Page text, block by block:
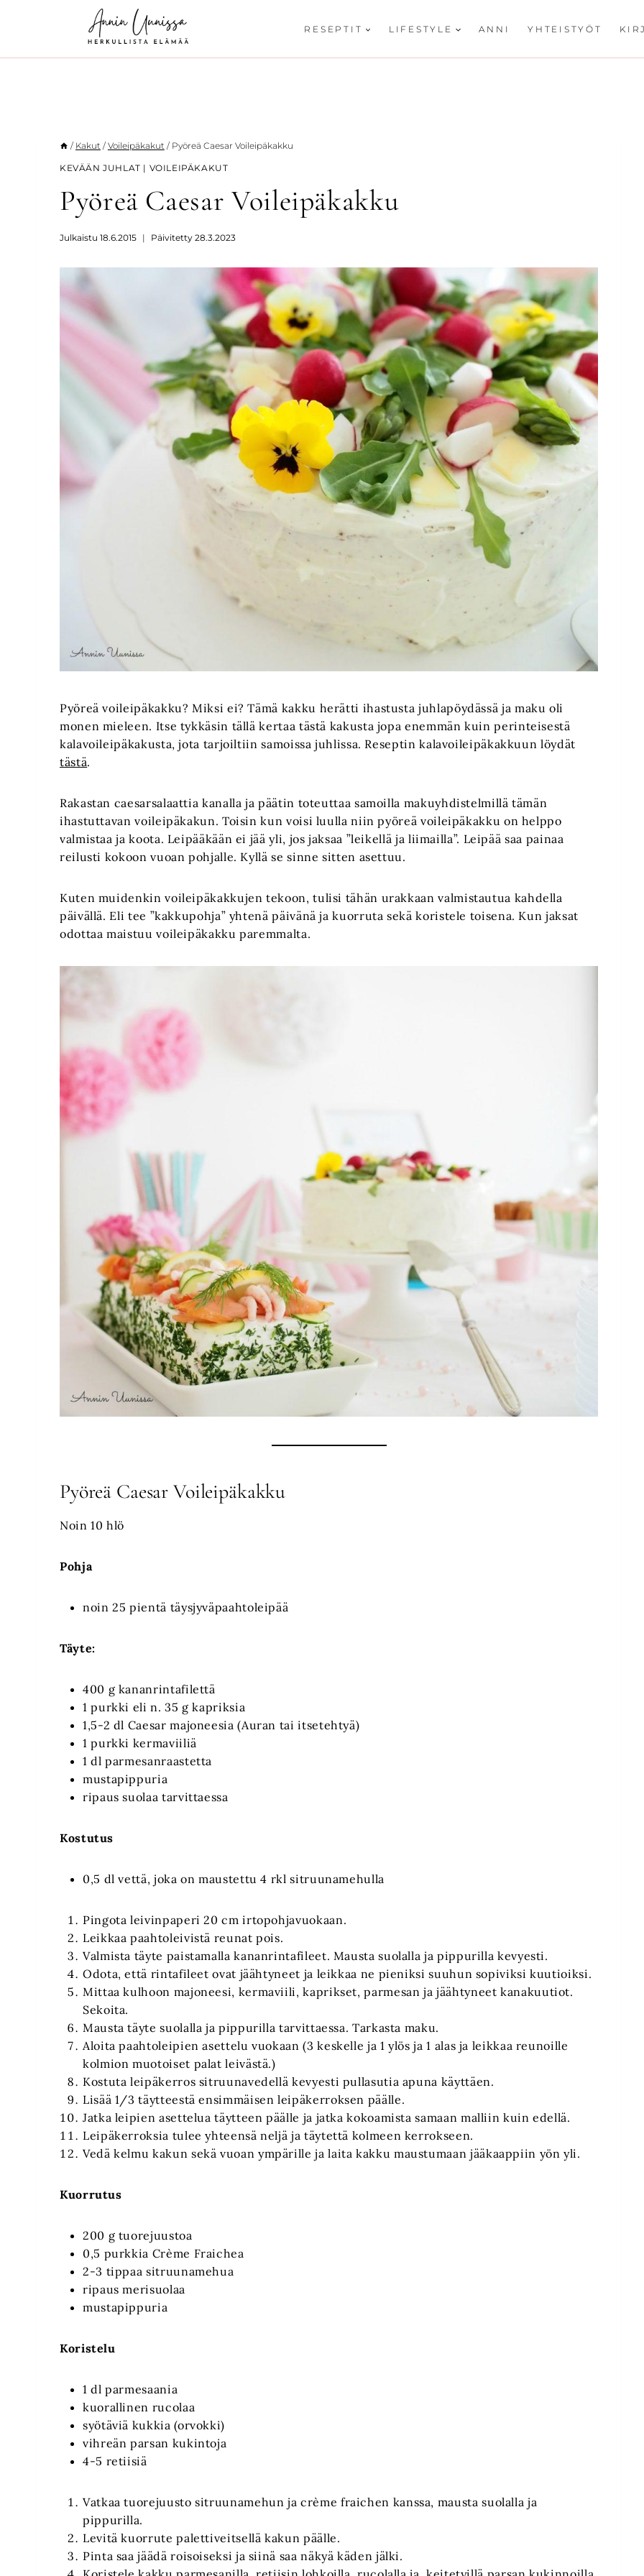
RESEPTIT LIFESTYLE ANNI YHTEISTYÖT
/ Kakut / Voileipäkakut / Pyöreä Caesar Voileipäkakku
KEVÄÄN JUHLAT | VOILEIPÄKAKUT
Pyöreä Caesar Voileipäkakku
Julkaistu 18.6.2015 Päivitetty 28.3.2023
Pyöreä voileipäkakku? Miksi ei? Tämä kakku herätti ihastusta juhlapöydässä ja maku oli
monen mieleen. Itse tykkäsin tällä kertaa tästä kakusta jopa enemmän kuin perinteisestä
kalavoileipäkakusta, jota tarjoiltiin samoissa juhlissa. Reseptin kalavoileipäkakkuun löydät
tästä.
Rakastan caesarsalaattia kanalla ja päätin toteuttaa samoilla makuyhdistelmillä tämän
ihastuttavan voileipäkakun. Toisin kun voisi luulla niin pyöreä voileipäkakku on helppo
valmistaa ja koota. Leipääkään ei jää yli, jos jaksaa ”leikellä ja liimailla”. Leipää saa painaa
reilusti kokoon vuoan pohjalle. Kyllä se sinne sitten asettuu.
Kuten muidenkin voileipäkakkujen tekoon, tulisi tähän urakkaan valmistautua kahdella
päivällä. Eli tee ”kakkupohja” yhtenä päivänä ja kuorruta sekä koristele toisena. Kun jaksat
odottaa maistuu voileipäkakku paremmalta.
Pyöreä Caesar Voileipäkakku
Noin 10 hlö
Pohja
noin 25 pientä täysjyväpaahtoleipää
Täyte:
400 g kananrintafilettä
1 purkki eli n. 35 g kapriksia
1,5-2 dl Caesar majoneesia (Auran tai itsetehtyä)
1 purkki kermaviiliä
1 dl parmesanraastetta
mustapippuria
ripaus suolaa tarvittaessa
Kostutus
0,5 dl vettä, joka on maustettu 4 rkl sitruunamehulla
Pingota leivinpaperi 20 cm irtopohjavuokaan.
Leikkaa paahtoleivistä reunat pois.
Valmista täyte paistamalla kananrintafileet. Mausta suolalla ja pippurilla kevyesti.
Odota, että rintafileet ovat jäähtyneet ja leikkaa ne pieniksi suuhun sopiviksi kuutioiksi.
Mittaa kulhoon majoneesi, kermaviili, kaprikset, parmesan ja jäähtyneet kanakuutiot.
Sekoita.
Mausta täyte suolalla ja pippurilla tarvittaessa. Tarkasta maku.
Aloita paahtoleipien asettelu vuokaan (3 keskelle ja 1 ylös ja 1 alas ja leikkaa reunoille
kolmion muotoiset palat leivästä.)
Kostuta leipäkerros sitruunavedellä kevyesti pullasutia apuna käyttäen.
Lisää 1/3 täytteestä ensimmäisen leipäkerroksen päälle.
Jatka leipien asettelua täytteen päälle ja jatka kokoamista samaan malliin kuin edellä.
Leipäkerroksia tulee yhteensä neljä ja täytettä kolmeen kerrokseen.
Vedä kelmu kakun sekä vuoan ympärille ja laita kakku maustumaan jääkaappiin yön yli.
Kuorrutus
200 g tuorejuustoa
0,5 purkkia Crème Fraichea
2-3 tippaa sitruunamehua
ripaus merisuolaa
mustapippuria
Koristelu
1 dl parmesaania
kuorallinen rucolaa
syötäviä kukkia (orvokki)
vihreän parsan kukintoja
4-5 retiisiä
Vatkaa tuorejuusto sitruunamehun ja crème fraichen kanssa, mausta suolalla ja
pippurilla.
Levitä kuorrute palettiveitsellä kakun päälle.
Pinta saa jäädä roisoiseksi ja siinä saa näkyä käden jälki.